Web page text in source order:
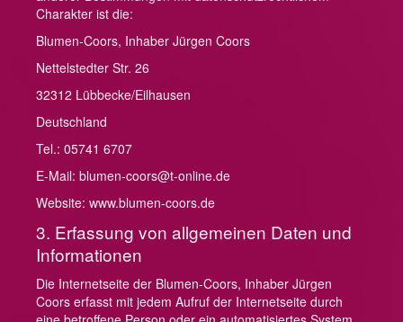
Charakter ist die:
Blumen-Coors, Inhaber Jürgen Coors
Nettelstedter Str. 26
32312 Lübbecke/Eilhausen
Deutschland
Tel.: 05741 6707‬
E-Mail: blumen-coors@t-online.de
Website: www.blumen-coors.de
3. Erfassung von allgemeinen Daten und
Informationen
Die Internetseite der Blumen-Coors, Inhaber Jürgen
Coors erfasst mit jedem Aufruf der Internetseite durch